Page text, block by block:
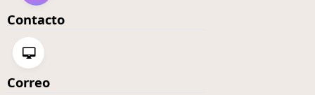
Contacto
Correo